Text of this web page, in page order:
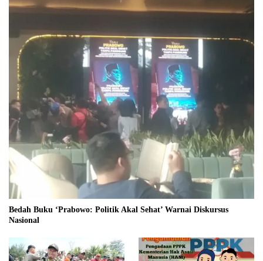
Bedah Buku ‘Prabowo: Politik Akal Sehat’ Warnai Diskursus
Nasional